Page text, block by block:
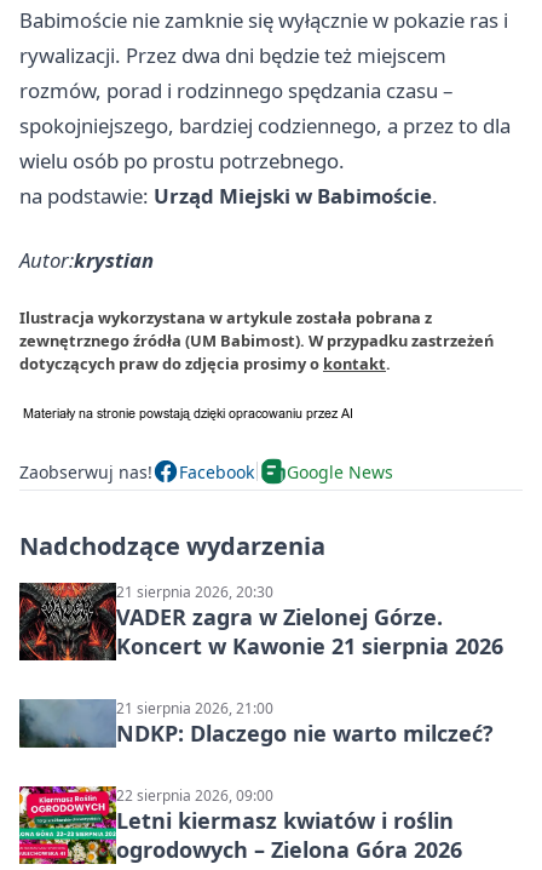
Babimoście nie zamknie się wyłącznie w pokazie ras i
rywalizacji. Przez dwa dni będzie też miejscem
rozmów, porad i rodzinnego spędzania czasu –
spokojniejszego, bardziej codziennego, a przez to dla
wielu osób po prostu potrzebnego.
na podstawie: Urząd Miejski w Babimoście.
Autor:krystian
Ilustracja wykorzystana w artykule została pobrana z
zewnętrznego źródła (UM Babimost). W przypadku zastrzeżeń
dotyczących praw do zdjęcia prosimy o kontakt.
Zaobserwuj nas! Facebook Google News
Nadchodzące wydarzenia
21 sierpnia 2026, 20:30
VADER zagra w Zielonej Górze.
Koncert w Kawonie 21 sierpnia 2026
21 sierpnia 2026, 21:00
NDKP: Dlaczego nie warto milczeć?
22 sierpnia 2026, 09:00
Letni kiermasz kwiatów i roślin
ogrodowych – Zielona Góra 2026